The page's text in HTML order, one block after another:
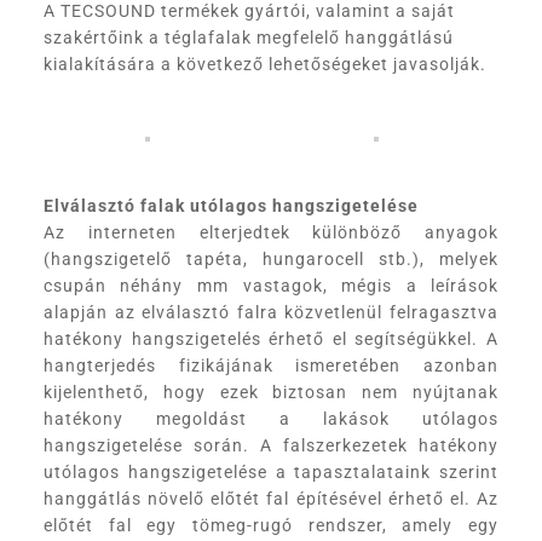
A TECSOUND termékek gyártói, valamint a saját
szakértőink a téglafalak megfelelő hanggátlású
kialakítására a következő lehetőségeket javasolják.
Elválasztó falak utólagos hangszigetelése
Az interneten elterjedtek különböző anyagok
(hangszigetelő tapéta, hungarocell stb.), melyek
csupán néhány mm vastagok, mégis a leírások
alapján az elválasztó falra közvetlenül felragasztva
hatékony hangszigetelés érhető el segítségükkel. A
hangterjedés fizikájának ismeretében azonban
kijelenthető, hogy ezek biztosan nem nyújtanak
hatékony megoldást a lakások utólagos
hangszigetelése során. A falszerkezetek hatékony
utólagos hangszigetelése a tapasztalataink szerint
hanggátlás növelő előtét fal építésével érhető el. Az
előtét fal egy tömeg-rugó rendszer, amely egy